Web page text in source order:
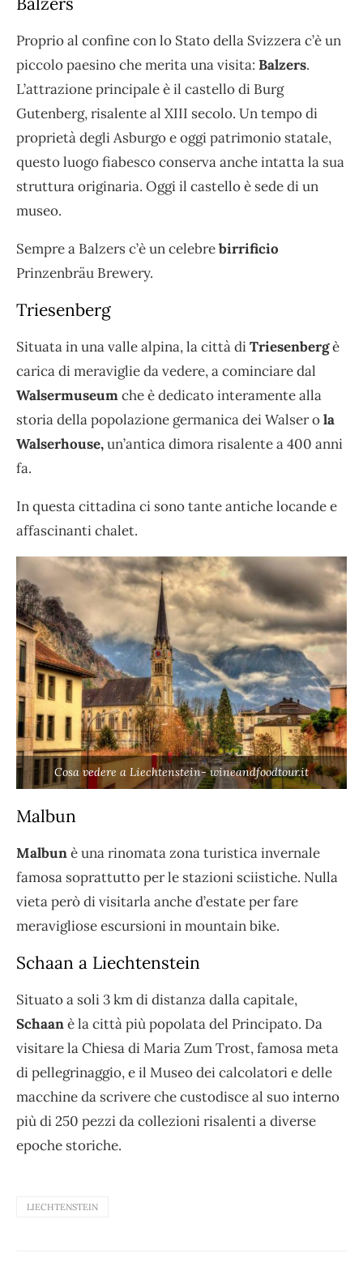
Proprio al confine con lo Stato della Svizzera c’è un
piccolo paesino che merita una visita: Balzers.
L’attrazione principale è il castello di Burg
Gutenberg, risalente al XIII secolo. Un tempo di
proprietà degli Asburgo e oggi patrimonio statale,
questo luogo fiabesco conserva anche intatta la sua
struttura originaria. Oggi il castello è sede di un
museo.
Sempre a Balzers c’è un celebrebirrificio
Prinzenbräu Brewery.
Triesenberg
Situata in una valle alpina, la città diTriesenbergè
carica di meraviglie da vedere, a cominciare dal
Walsermuseumche è dedicato interamente alla
storia della popolazione germanica dei Walser ola
Walserhouse,un’antica dimora risalente a 400 anni
fa.
In questa cittadina ci sono tante antiche locande e
affascinanti chalet.
Cosa vedere a Liechtenstein- wineandfoodtour.it
Malbun
Malbunè una rinomata zona turistica invernale
famosa soprattutto per le stazioni sciistiche. Nulla
vieta però di visitarla anche d’estate per fare
meravigliose escursioni in mountain bike.
Schaan a Liechtenstein
Situato a soli 3 km di distanza dalla capitale,
Schaanè la città più popolata del Principato. Da
visitare la Chiesa di Maria Zum Trost, famosa meta
di pellegrinaggio, e il Museo dei calcolatori e delle
macchine da scrivere che custodisce al suo interno
più di 250 pezzi da collezioni risalenti a diverse
epoche storiche.
LIECHTENSTEIN